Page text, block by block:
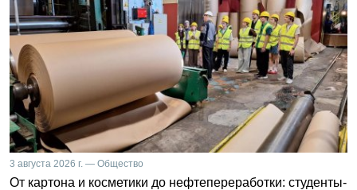
3 августа 2026 г. — Общество
От картона и косметики до нефтепереработки: студенты-